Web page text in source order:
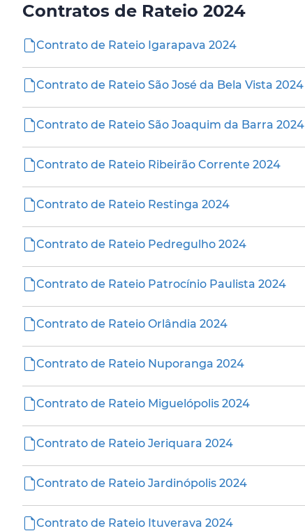
Contratos de Rateio 2024
Contrato de Rateio Igarapava 2024
Contrato de Rateio São José da Bela Vista 2024
Contrato de Rateio São Joaquim da Barra 2024
Contrato de Rateio Ribeirão Corrente 2024
Contrato de Rateio Restinga 2024
Contrato de Rateio Pedregulho 2024
Contrato de Rateio Patrocínio Paulista 2024
Contrato de Rateio Orlândia 2024
Contrato de Rateio Nuporanga 2024
Contrato de Rateio Miguelópolis 2024
Contrato de Rateio Jeriquara 2024
Contrato de Rateio Jardinópolis 2024
Contrato de Rateio Ituverava 2024